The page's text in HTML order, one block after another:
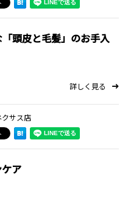
頭皮と毛髪」のお手入
詳しく見る
クサス店
ア